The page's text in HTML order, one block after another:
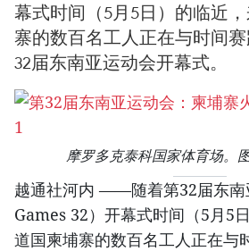
幕式时间（5月5日）的临近
寨的数百名工人正在与时间
32届东南亚运动会开幕式。
摩罗多克泰科国家体育场。
越通社河内 ——随着第32届东南
Games 32）开幕式时间（5月5
道国柬埔寨的数百名工人正在与